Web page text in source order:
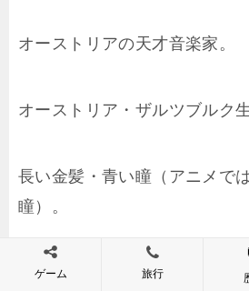
オーストリアの天才音楽家。
オーストリア・ザルツブルク生
長い金髪・青い瞳（アニメで
瞳）。
「アルペンローゼ」の作曲者
ゲーム 旅行